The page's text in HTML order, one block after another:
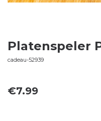
Platenspeler
cadeau-52939
€7.99